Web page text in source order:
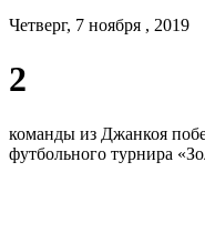
Четверг, 7 ноября , 2019
2
команды из Джанкоя
футбольного турнира